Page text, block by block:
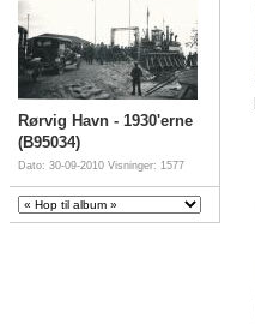
Rørvig Havn - 1930'erne
(B95034)
Dato: 30-09-2010 Visninger: 1577